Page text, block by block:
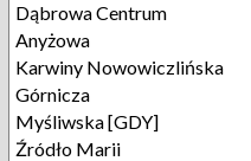
Dąbrowa Centrum
Anyżowa
Karwiny Nowowiczlińska
Górnicza
Myśliwska [GDY]
Źródło Marii